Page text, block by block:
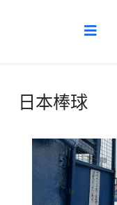
日本棒球